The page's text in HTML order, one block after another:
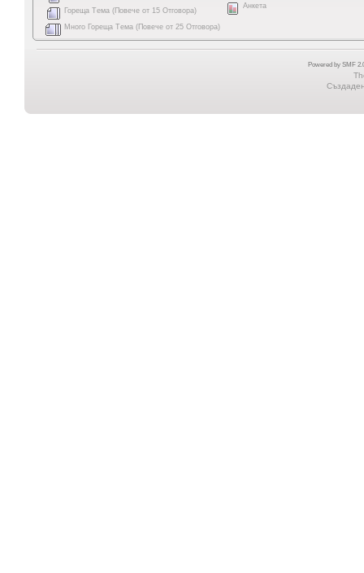
Гореща Тема (Повече от 15 Отговора)
Много Гореща Тема (Повече от 25 Отговора)
Анкета
Powered by SMF